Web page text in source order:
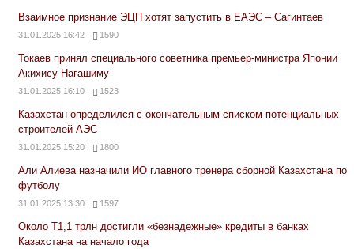
Взаимное признание ЭЦП хотят запустить в ЕАЭС – Сагинтаев
31.01.2025 16:42 1590
Токаев принял специального советника премьер-министра Японии
Акихису Нагашиму
31.01.2025 16:10 1523
Казахстан определился с окончательным списком потенциальных
строителей АЭС
31.01.2025 15:20 1800
Али Алиева назначили ИО главного тренера сборной Казахстана по
футболу
31.01.2025 13:30 1597
Около Т1,1 трлн достигли «безнадежные» кредиты в банках
Казахстана на начало года